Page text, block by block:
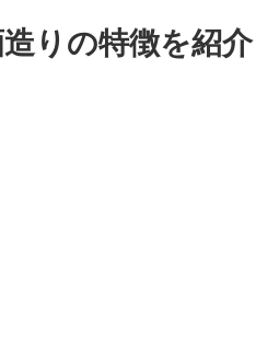
りの特徴を紹介